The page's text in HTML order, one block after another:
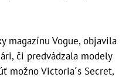
magazínu Vogue, objavila
či predvádzala modely
možno Victoria´s Secret,